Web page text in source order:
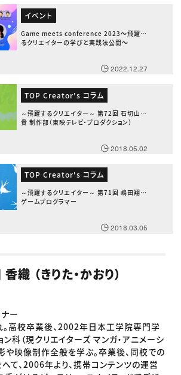
イベント
Game meets conference 2023〜飛躍す
るクリエイターの学びと実践法公開〜
2022.12.27
TOP Creator's コラム
～飛躍するクリエイター～ 第72回 石切山義
貴 制作部（東映テレビ・プロダクション）
2018.05.02
TOP Creator's コラム
～飛躍するクリエイター～ 第71回 嶋田翔太
ゲームプログラマー
2018.03.05
織 （きりた・かおり）
ー
高校卒業後、2002年日本工学院専門学
科（現クリエイターズ マンガ・アニメーシ
や映像制作全般を学ぶ。卒業後、同校での
て、2006年より、携帯コンテンツの運営